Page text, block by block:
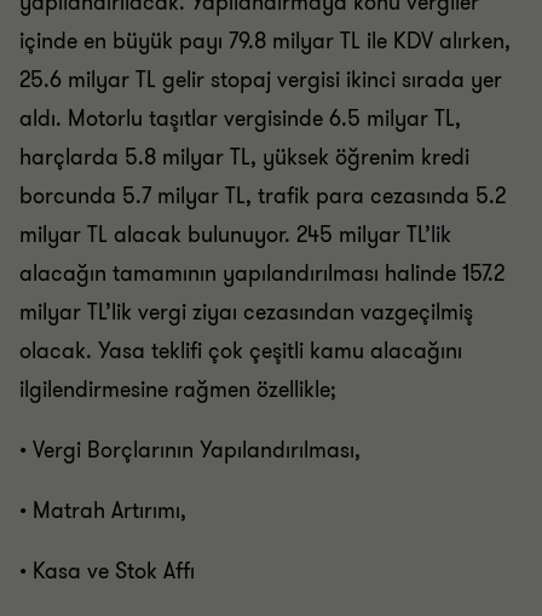
içinde en büyük payı 79.8 milyar TL ile KDV alırken,
25.6 milyar TL gelir stopaj vergisi ikinci sırada yer
aldı. Motorlu taşıtlar vergisinde 6.5 milyar TL,
harçlarda 5.8 milyar TL, yüksek öğrenim kredi
borcunda 5.7 milyar TL, trafik para cezasında 5.2
milyar TL alacak bulunuyor. 245 milyar TL’lik
alacağın tamamının yapılandırılması halinde 157.2
milyar TL’lik vergi ziyaı cezasından vazgeçilmiş
olacak. Yasa teklifi çok çeşitli kamu alacağını
ilgilendirmesine rağmen özellikle;
• Vergi Borçlarının Yapılandırılması,
• Matrah Artırımı,
• Kasa ve Stok Affı